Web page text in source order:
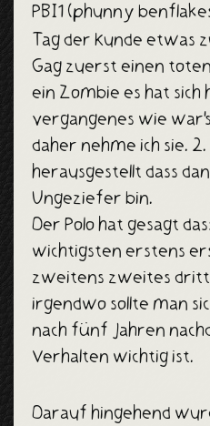
PBI1 (phunny
Tag der Kunde etwas
Gag zuerst einen
ein Zombie es hat sich
vergangenes wie
daher nehme ich sie. 2.
herausgestellt dass
Ungeziefer bin.
Der Polo hat gesagt
wichtigsten erstens
zweitens zweites
irgendwo sollte man
nach fünf Jahren
Verhalten wichtig ist.
Darauf hingehend